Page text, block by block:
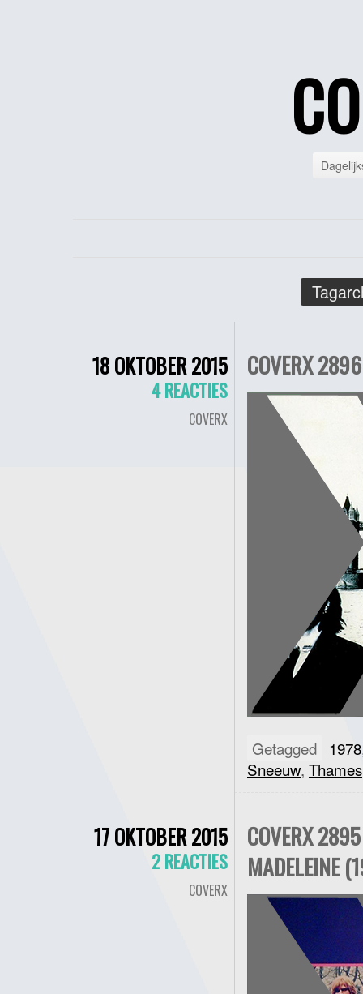
18 OKTOBER 2015
4 REACTIES
COVERX
COVERX
Getagged 1978
Sneeuw, Thames
17 OKTOBER 2015
2 REACTIES
COVERX
COVERX
MADELEINE